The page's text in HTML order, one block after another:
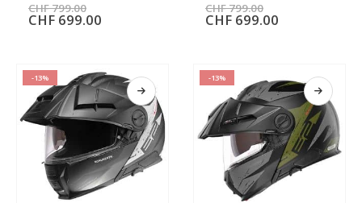
CHF799.00
CHF 699.00
CHF799.00
CHF 699.00
-13% -13%